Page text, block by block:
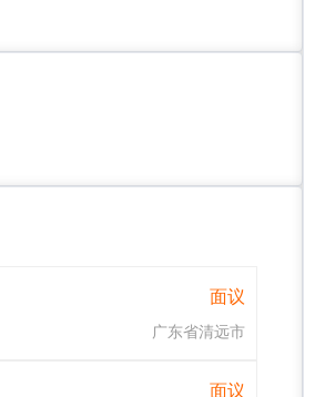
面议
广东省清远市
面议